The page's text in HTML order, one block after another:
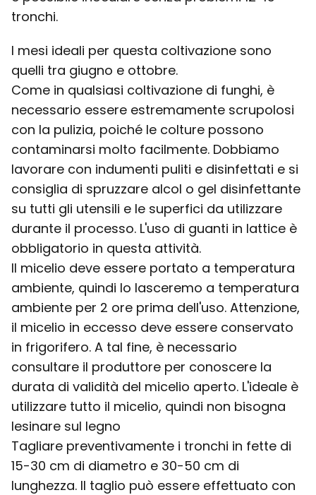
tronchi.
I mesi ideali per questa coltivazione sono
quelli tra giugno e ottobre.
Come in qualsiasi coltivazione di funghi, è
necessario essere estremamente scrupolosi
con la pulizia, poiché le colture possono
contaminarsi molto facilmente. Dobbiamo
lavorare con indumenti puliti e disinfettati e si
consiglia di spruzzare alcol o gel disinfettante
su tutti gli utensili e le superfici da utilizzare
durante il processo. L'uso di guanti in lattice è
obbligatorio in questa attività.
Il micelio deve essere portato a temperatura
ambiente, quindi lo lasceremo a temperatura
ambiente per 2 ore prima dell'uso. Attenzione,
il micelio in eccesso deve essere conservato
in frigorifero. A tal fine, è necessario
consultare il produttore per conoscere la
durata di validità del micelio aperto. L'ideale è
utilizzare tutto il micelio, quindi non bisogna
lesinare sul legno
Tagliare preventivamente i tronchi in fette di
15-30 cm di diametro e 30-50 cm di
lunghezza. Il taglio può essere effettuato con